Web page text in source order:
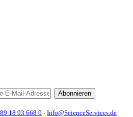
Abonnieren
18 93 668 0 - Info@ScienceServices.de